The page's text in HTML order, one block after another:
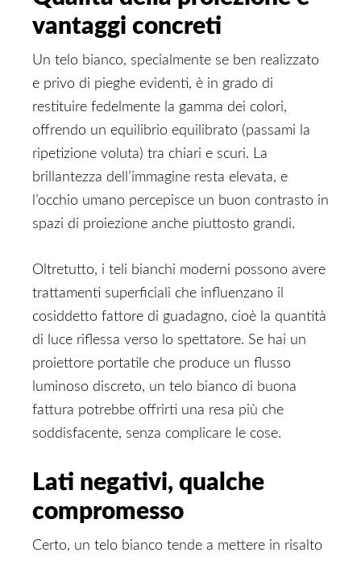
vantaggi concreti
Un telo bianco, specialmente se ben realizzato
e privo di pieghe evidenti, è in grado di
restituire fedelmente la gamma dei colori,
offrendo un equilibrio equilibrato (passami la
ripetizione voluta) tra chiari e scuri. La
brillantezza dell’immagine resta elevata, e
l’occhio umano percepisce un buon contrasto in
spazi di proiezione anche piuttosto grandi.
Oltretutto, i teli bianchi moderni possono avere
trattamenti superficiali che influenzano il
cosiddetto fattore di guadagno, cioè la quantità
di luce riflessa verso lo spettatore. Se hai un
proiettore portatile che produce un flusso
luminoso discreto, un telo bianco di buona
fattura potrebbe offrirti una resa più che
soddisfacente, senza complicare le cose.
Lati negativi, qualche
compromesso
Certo, un telo bianco tende a mettere in risalto